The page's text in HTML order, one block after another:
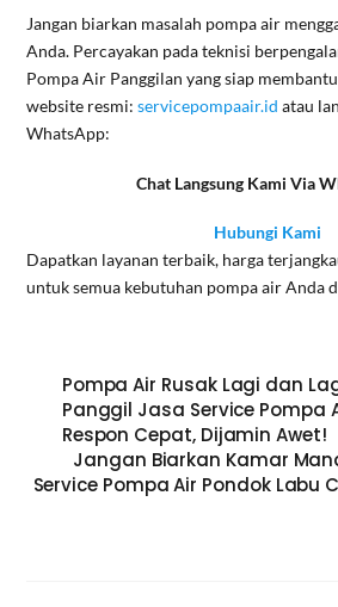
Jangan biarkan masalah pompa air
Anda. Percayakan pada teknisi
Pompa Air Panggilan yang siap
website resmi:servicepompaair.id atau
WhatsApp:
Chat Langsung Kami Via
Hubungi Kami
Dapatkan layanan terbaik, harga
untuk semua kebutuhan pompa air Anda
Pompa Air Rusak Lagi dan
Panggil Jasa Service Pompa
Respon Cepat, Dijamin Awet!
Jangan Biarkan Kamar
Service Pompa Air Pondok Labu